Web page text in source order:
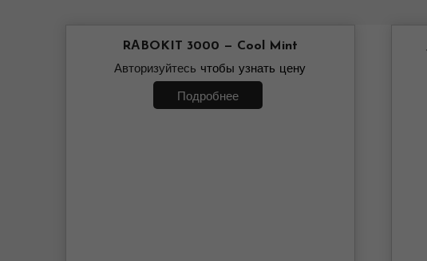
RАBOKIT 3000 — Cool Mint
Авторизуйтесь чтобы узнать цену
Подробнее